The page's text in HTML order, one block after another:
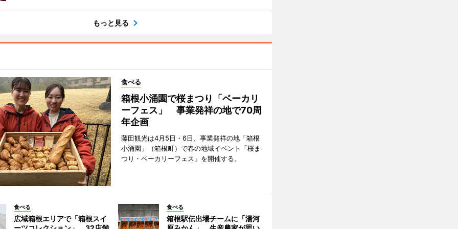
もっと見る
食べる
箱根小涌園で桜まつり「ベーカリ
ーフェス」 事業発祥の地で70周
年企画
藤田観光は4月5日・6日、事業発祥の地「箱根
小涌園」（箱根町）で春の地域イベント「桜ま
つり・ベーカリーフェス」を開催する。
食べる
広域箱根エリアで「箱根スイ
食べる
箱根駅伝出場チームに「湯河